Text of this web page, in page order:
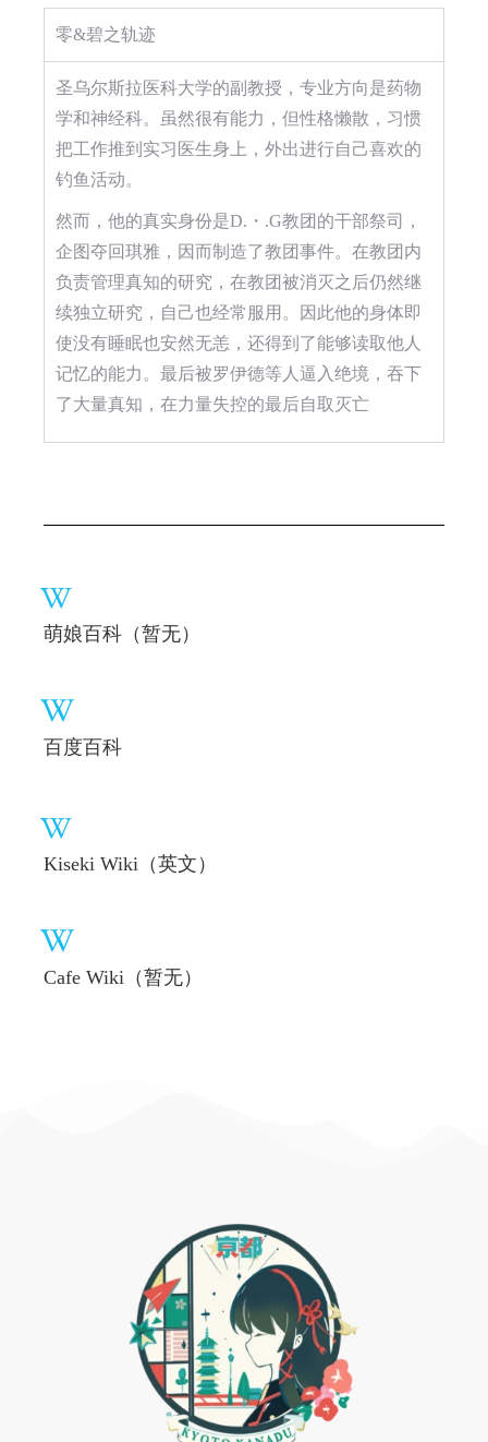
零&碧之轨迹
圣乌尔斯拉医科大学的副教授，专业方向是药物
学和神经科。虽然很有能力，但性格懒散，习惯
把工作推到实习医生身上，外出进行自己喜欢的
钓鱼活动。
然而，他的真实身份是D.・.G教团的干部祭司，
企图夺回琪雅，因而制造了教团事件。在教团内
负责管理真知的研究，在教团被消灭之后仍然继
续独立研究，自己也经常服用。因此他的身体即
使没有睡眠也安然无恙，还得到了能够读取他人
记忆的能力。最后被罗伊德等人逼入绝境，吞下
了大量真知，在力量失控的最后自取灭亡
萌娘百科（暂无）
百度百科
Kiseki Wiki（英文）
Cafe Wiki（暂无）